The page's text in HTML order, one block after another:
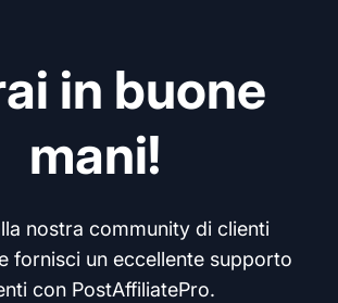
in buone
mani!
nostra community di clienti
fornisci un eccellente supporto
con PostAffiliatePro.